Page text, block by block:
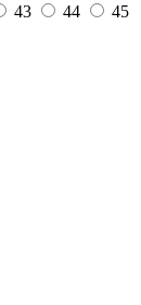
43 44
45